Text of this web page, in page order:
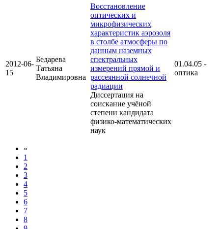
2012-06-
15
Бедарева
Татьяна
Владимировна
Восстановление
оптических и
микрофизических
характеристик аэрозоля
в столбе атмосферы по
данным наземных
спектральных
измерений прямой и
рассеянной солнечной
радиации
Диссертация на
соискание учёной
степени кандидата
физико-математических
наук
01.04.05 -
оптика
«
1
2
3
4
5
6
7
8